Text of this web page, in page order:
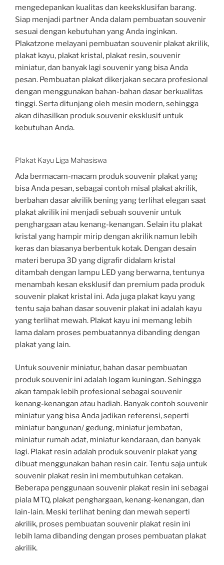
mengedepankan kualitas dan keeksklusifan barang.
Siap menjadi partner Anda dalam pembuatan souvenir
sesuai dengan kebutuhan yang Anda inginkan.
Plakatzone melayani pembuatan souvenir plakat akrilik,
plakat kayu, plakat kristal, plakat resin, souvenir
miniatur, dan banyak lagi souvenir yang bisa Anda
pesan. Pembuatan plakat dikerjakan secara profesional
dengan menggunakan bahan-bahan dasar berkualitas
tinggi. Serta ditunjang oleh mesin modern, sehingga
akan dihasilkan produk souvenir eksklusif untuk
kebutuhan Anda.
Plakat Kayu Liga Mahasiswa
Ada bermacam-macam produk souvenir plakat yang
bisa Anda pesan, sebagai contoh misal plakat akrilik,
berbahan dasar akrilik bening yang terlihat elegan saat
plakat akrilik ini menjadi sebuah souvenir untuk
penghargaan atau kenang-kenangan. Selain itu plakat
kristal yang hampir mirip dengan akrilik namun lebih
keras dan biasanya berbentuk kotak. Dengan desain
materi berupa 3D yang digrafir didalam kristal
ditambah dengan lampu LED yang berwarna, tentunya
menambah kesan eksklusif dan premium pada produk
souvenir plakat kristal ini. Ada juga plakat kayu yang
tentu saja bahan dasar souvenir plakat ini adalah kayu
yang terlihat mewah. Plakat kayu ini memang lebih
lama dalam proses pembuatannya dibanding dengan
plakat yang lain.
Untuk souvenir miniatur, bahan dasar pembuatan
produk souvenir ini adalah logam kuningan. Sehingga
akan tampak lebih profesional sebagai souvenir
kenang-kenangan atau hadiah. Banyak contoh souvenir
miniatur yang bisa Anda jadikan referensi, seperti
miniatur bangunan/ gedung, miniatur jembatan,
miniatur rumah adat, miniatur kendaraan, dan banyak
lagi. Plakat resin adalah produk souvenir plakat yang
dibuat menggunakan bahan resin cair. Tentu saja untuk
souvenir plakat resin ini membutuhkan cetakan.
Beberapa penggunaan souvenir plakat resin ini sebagai
piala MTQ, plakat penghargaan, kenang-kenangan, dan
lain-lain. Meski terlihat bening dan mewah seperti
akrilik, proses pembuatan souvenir plakat resin ini
lebih lama dibanding dengan proses pembuatan plakat
akrilik.